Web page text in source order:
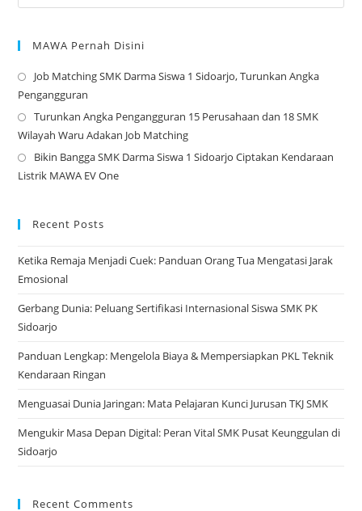
MAWA Pernah Disini
Job Matching SMK Darma Siswa 1 Sidoarjo, Turunkan Angka
Pengangguran
Turunkan Angka Pengangguran 15 Perusahaan dan 18 SMK
Wilayah Waru Adakan Job Matching
Bikin Bangga SMK Darma Siswa 1 Sidoarjo Ciptakan Kendaraan
Listrik MAWA EV One
Recent Posts
Ketika Remaja Menjadi Cuek: Panduan Orang Tua Mengatasi Jarak
Emosional
Gerbang Dunia: Peluang Sertifikasi Internasional Siswa SMK PK
Sidoarjo
Panduan Lengkap: Mengelola Biaya & Mempersiapkan PKL Teknik
Kendaraan Ringan
Menguasai Dunia Jaringan: Mata Pelajaran Kunci Jurusan TKJ SMK
Mengukir Masa Depan Digital: Peran Vital SMK Pusat Keunggulan di
Sidoarjo
Recent Comments